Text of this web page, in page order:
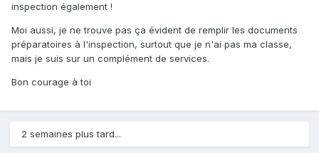
inspection également !
Moi aussi, je ne trouve pas ça évident de remplir les documents
préparatoires à l'inspection, surtout que je n'ai pas ma classe,
mais je suis sur un complément de services.
Bon courage à toi
2 semaines plus tard...